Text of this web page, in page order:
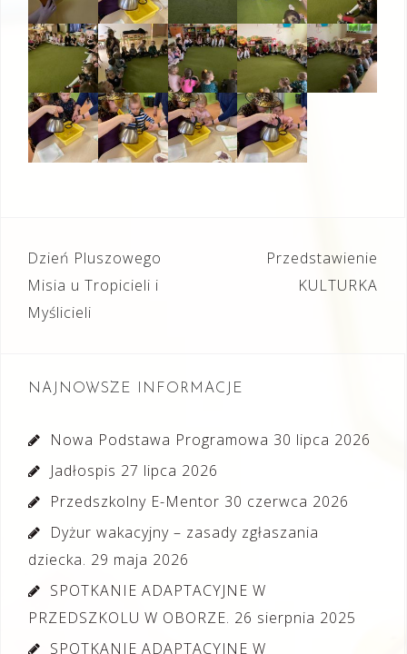
Nawigacja
wpisu
Dzień Pluszowego
Misia u Tropicieli i
Myślicieli
Przedstawienie
KULTURKA
NAJNOWSZE INFORMACJE
Nowa Podstawa Programowa 30 lipca 2026
Jadłospis 27 lipca 2026
Przedszkolny E-Mentor 30 czerwca 2026
Dyżur wakacyjny – zasady zgłaszania
dziecka. 29 maja 2026
SPOTKANIE ADAPTACYJNE W
PRZEDSZKOLU W OBORZE. 26 sierpnia 2025
SPOTKANIE ADAPTACYJNE W